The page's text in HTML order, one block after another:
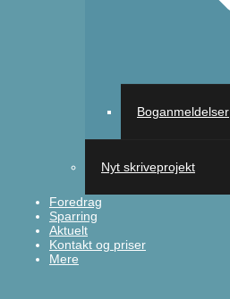
Boganmeldelser
Nyt skriveprojekt
Foredrag
Sparring
Aktuelt
Kontakt og priser
Mere